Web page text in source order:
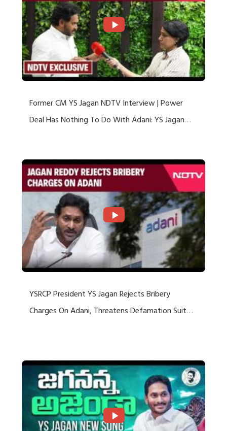
Former CM YS Jagan NDTV Interview | Power
Deal Has Nothing To Do With Adani: YS Jagan
YSRCP President YS Jagan Rejects Bribery
Charges On Adani, Threatens Defamation Suit